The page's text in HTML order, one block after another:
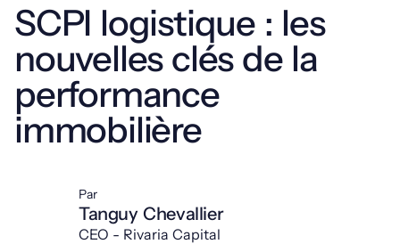
SCPI logistique : les
nouvelles clés de la
performance
immobilière
Par
Tanguy Chevallier
CEO - Rivaria Capital